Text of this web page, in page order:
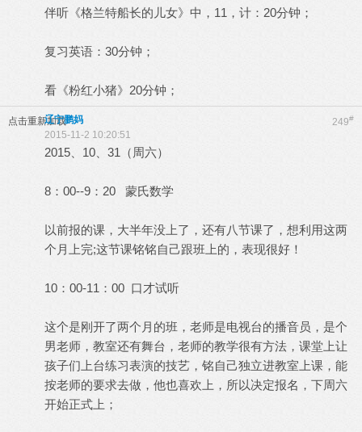
伴听《格兰特船长的儿女》中，11，计：20分钟；
复习英语：30分钟；
看《粉红小猪》20分钟；
点击重新加载 249#
辽宁鹏妈
2015-11-2 10:20:51
2015、10、31（周六）
8：00--9：20 蒙氏数学
以前报的课，大半年没上了，还有八节课了，想利用这两
个月上完;这节课铭铭自己跟班上的，表现很好！
10：00-11：00 口才试听
这个是刚开了两个月的班，老师是电视台的播音员，是个
男老师，教室还有舞台，老师的教学很有方法，课堂上让
孩子们上台练习表演的技艺，铭自己独立进教室上课，能
按老师的要求去做，他也喜欢上，所以决定报名，下周六
开始正式上；